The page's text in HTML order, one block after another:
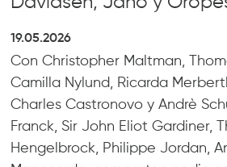
19.05.2026
Con Christopher Maltman,
Camilla Nylund, Ricarda
Charles Castronovo y Andrè
Franck, Sir John Eliot Gardiner,
Hengelbrock, Philippe Jordan,